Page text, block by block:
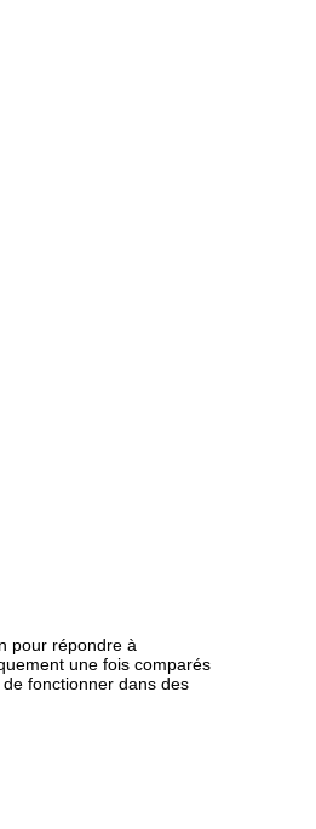
pour répondre à
une fois comparés
fonctionner dans des